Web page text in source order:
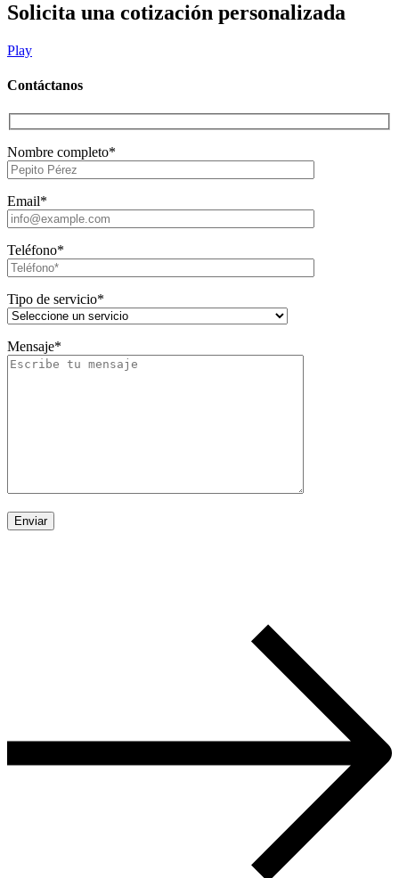
Solicita una cotización personalizada
Play
Contáctanos
Nombre completo*
Email*
Teléfono*
Tipo de servicio*
Mensaje*